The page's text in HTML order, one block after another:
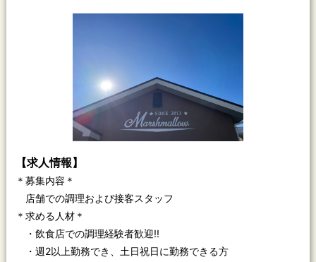
【求人情報】
＊募集内容＊
店舗での調理および接客スタッフ
＊求める人材＊
・飲食店での調理経験者歓迎!!
・週2以上勤務でき、土日祝日に勤務できる方